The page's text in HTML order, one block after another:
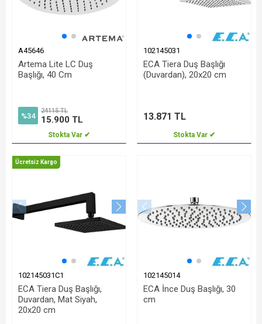
A45646
Artema Lite LC Duş
Başlığı, 40 Cm
%34
24115 TL
15.900 TL
Stokta Var ✔
102145031
ECA Tiera Duş Başlığı
(Duvardan), 20x20 cm
13.871 TL
Stokta Var ✔
Ücretsiz Kargo
102145031C1
ECA Tiera Duş Başlığı,
Duvardan, Mat Siyah,
20x20 cm
102145014
ECA İnce Duş Başlığı, 30
cm